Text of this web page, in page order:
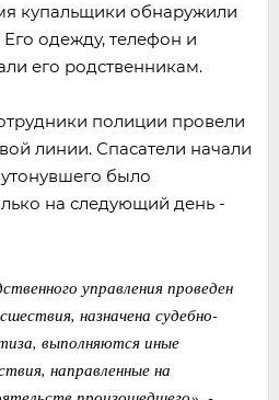
купальщики обнаружили
Его одежду, телефон и
его родственникам.
полиции провели
линии. Спасатели начали
было
на следующий день -
управления проведен
назначена судебно-
выполняются иные
направленные на